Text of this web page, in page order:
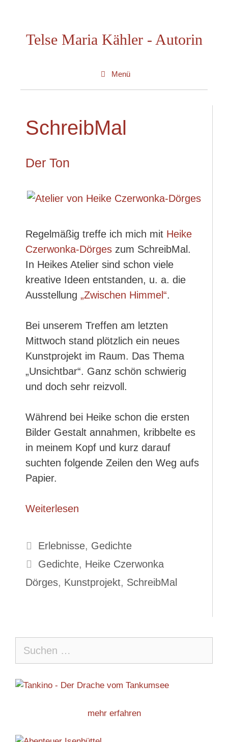
springenTelse Maria Kähler - Autorin
Menü
SchreibMal
Der Ton
Regelmäßig treffe ich mich mit Heike
Czerwonka-Dörges zum SchreibMal.
In Heikes Atelier sind schon viele
kreative Ideen entstanden, u. a. die
Ausstellung „Zwischen Himmel“.
Bei unserem Treffen am letzten
Mittwoch stand plötzlich ein neues
Kunstprojekt im Raum. Das Thema
„Unsichtbar“. Ganz schön schwierig
und doch sehr reizvoll.
Während bei Heike schon die ersten
Bilder Gestalt annahmen, kribbelte es
in meinem Kopf und kurz darauf
suchten folgende Zeilen den Weg aufs
Papier.
Weiterlesen
Kategorien
Erlebnisse, Gedichte
Schlagwörter
Gedichte, Heike Czerwonka
Dörges, Kunstprojekt, SchreibMal
nach:
mehr erfahren